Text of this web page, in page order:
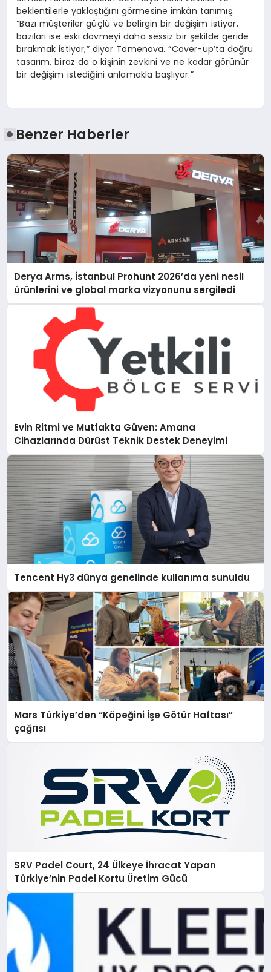
beklentilerle yaklaştığını görmesine imkân tanımış.
“Bazı müşteriler güçlü ve belirgin bir değişim istiyor,
bazıları ise eski dövmeyi daha sessiz bir şekilde geride
bırakmak istiyor,” diyor Tamenova. “Cover-up’ta doğru
tasarım, biraz da o kişinin zevkini ve ne kadar görünür
bir değişim istediğini anlamakla başlıyor.”
Benzer Haberler
Derya Arms, İstanbul Prohunt 2026’da yeni nesil
ürünlerini ve global marka vizyonunu sergiledi
Evin Ritmi ve Mutfakta Güven: Amana
Cihazlarında Dürüst Teknik Destek Deneyimi
Tencent Hy3 dünya genelinde kullanıma sunuldu
Mars Türkiye’den “Köpeğini İşe Götür Haftası”
çağrısı
SRV Padel Court, 24 Ülkeye İhracat Yapan
Türkiye’nin Padel Kortu Üretim Gücü